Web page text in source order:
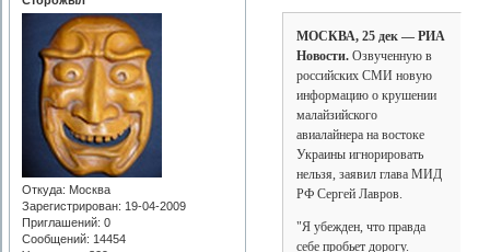
Откуда: Москва
Зарегистрирован: 19-04-2009
Приглашений: 0
Сообщений: 14454
МОСКВА, 25 дек — РИА
Новости. Озвученную в
российских СМИ новую
информацию о крушении
малайзийского
авиалайнера на востоке
Украины игнорировать
нельзя, заявил глава МИД
РФ Сергей Лавров.
"Я убежден, что правда
себе пробьет дорогу.